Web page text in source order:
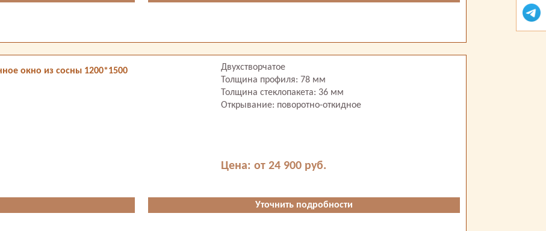
окно из сосны 1200*1500
Двухстворчатое
Толщина профиля: 78 мм
Толщина стеклопакета: 36 мм
Открывание: поворотно-откидное
Цена: от 24 900 руб.
Уточнить подробности